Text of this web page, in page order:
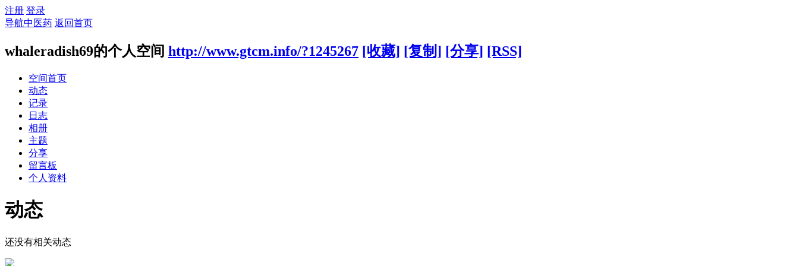
注册 登录
导航中医药 返回首页
whaleradish69的个人空间 http://www.gtcm.info/?1245267 [收藏] [复制] [分享] [RSS]
空间首页
动态
记录
日志
相册
主题
分享
留言板
个人资料
动态
还没有相关动态